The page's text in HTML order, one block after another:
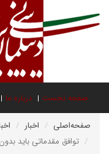
صفحه نخست درباره ما
صفحه‌اصلی اخبار
توافق مقدماتی باید